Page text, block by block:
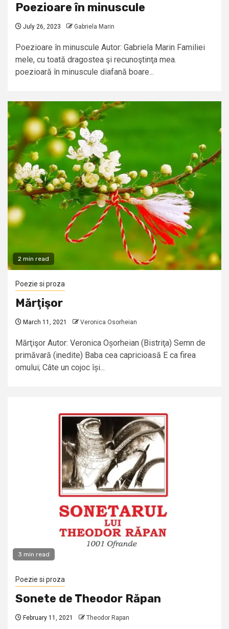
Poezioare în minuscule
July 26, 2023 Gabriela Marin
Poezioare în minuscule Autor: Gabriela Marin Familiei
mele, cu toată dragostea şi recunoştinţa mea.
poezioară în minuscule diafană boare...
2 min read
Poezie si proza
Mărţişor
March 11, 2021 Veronica Osorheian
Mărţişor Autor: Veronica Oșorheian (Bistriţa) Semn de
primăvară (inedite) Baba cea capricioasă E ca firea
omului; Câte un cojoc își...
3 min read
Poezie si proza
Sonete de Theodor Răpan
February 11, 2021 Theodor Rapan